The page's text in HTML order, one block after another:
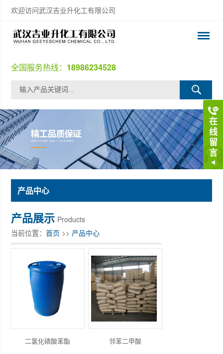
欢迎访问武汉吉业升化工有限公司
全国服务热线： 18986234528
产品中心
产品展示 Products
当前位置：首页 >> 产品中心
二氯化磷酸苯酯 邻苯二甲酸
在
线
留
言